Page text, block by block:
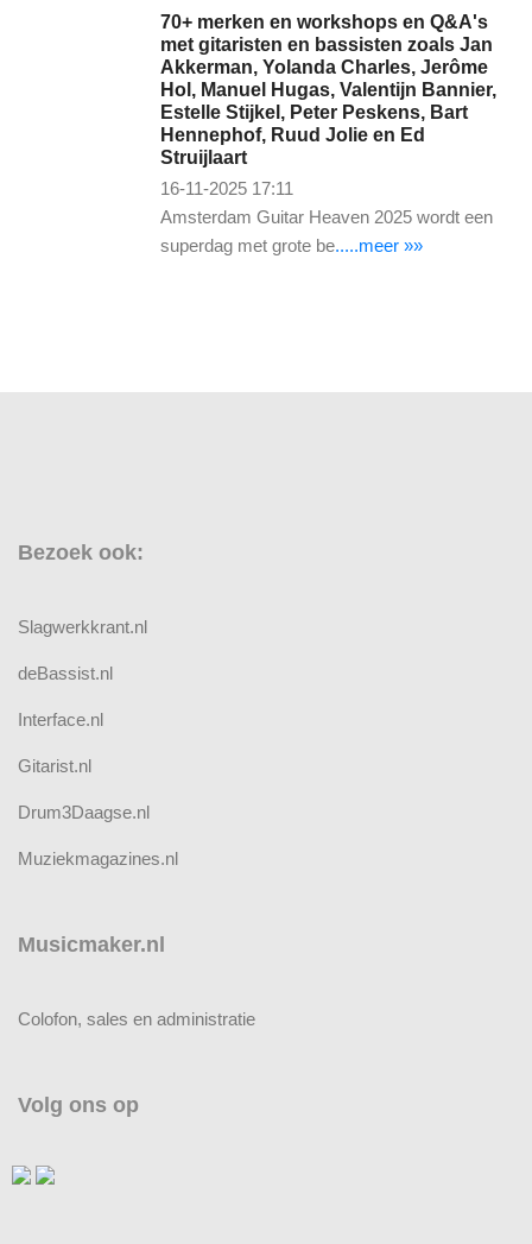
70+ merken en workshops en Q&A's
met gitaristen en bassisten zoals Jan
Akkerman, Yolanda Charles, Jerôme
Hol, Manuel Hugas, Valentijn Bannier,
Estelle Stijkel, Peter Peskens, Bart
Hennephof, Ruud Jolie en Ed
Struijlaart
16-11-2025 17:11
Amsterdam Guitar Heaven 2025 wordt een
superdag met grote be.....meer »»
Bezoek ook:
Slagwerkkrant.nl
deBassist.nl
Interface.nl
Gitarist.nl
Drum3Daagse.nl
Muziekmagazines.nl
Musicmaker.nl
Colofon, sales en administratie
Volg ons op